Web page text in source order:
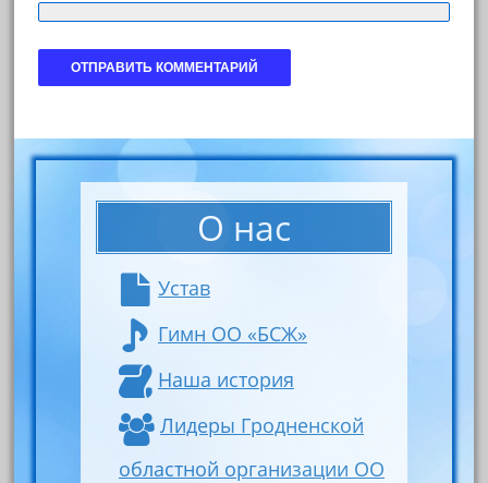
О нас
Устав
Гимн ОО «БСЖ»
Наша история
Лидеры Гродненской
областной организации ОО